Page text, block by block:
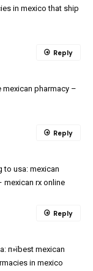
in mexico that ship
pharmacy –
Reply
to usa: mexican
mexican rx online
Reply
п»їbest mexican
in mexico
Reply